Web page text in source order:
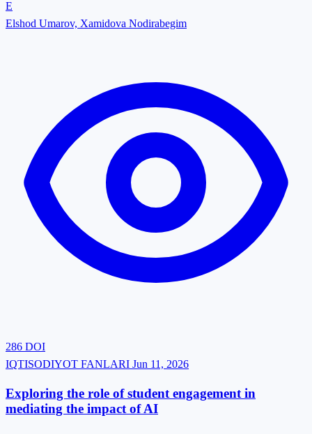
Zamonaviy tilshunoslik
Jahon adabiyoti
Adabiyot nazariyasi
Chog‘ishtirma tilshunoslik va tarjimashunoslik
Qiyosiy adabiyotshunoslik
Osiyo va Afrika xalqlari tili va adabiyoti
Yevropa, Amerika va Avstraliya xalqlari tili va adabiyoti
Qoraqalpoq tili va adabiyoti
O‘zbek tili va adabiyoti
Tarixshunoslik, manbashunoslik va tarixiy tadqiqot usullari
Etnografiya, etnologiya va antropologiya
Fan va texnologiyalar tarixi
O‘zbekiston tarixi
E
Elshod Umarov, Xamidova Nodirabegim
286 DOI
IQTISODIYOT FANLARI Jun 11, 2026
Exploring‍‌‍‍‌‍‌‍‍‌ the role of student engagement in
mediating the impact of AI